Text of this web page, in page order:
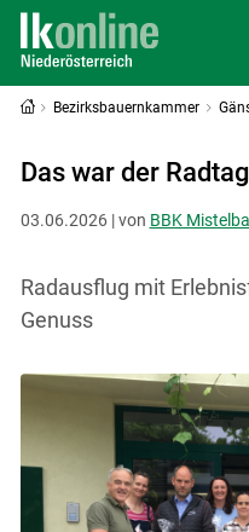
Bezirksbauernkammer
Das war der
03.06.2026 | von BBK
Radausflug mit
Genuss